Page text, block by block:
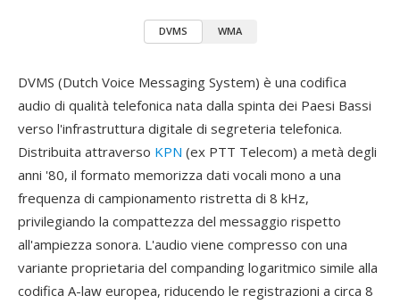
DVMS WMA
DVMS (Dutch Voice Messaging System) è una codifica
audio di qualità telefonica nata dalla spinta dei Paesi Bassi
verso l'infrastruttura digitale di segreteria telefonica.
Distribuita attraverso KPN (ex PTT Telecom) a metà degli
anni '80, il formato memorizza dati vocali mono a una
frequenza di campionamento ristretta di 8 kHz,
privilegiando la compattezza del messaggio rispetto
all'ampiezza sonora. L'audio viene compresso con una
variante proprietaria del companding logaritmico simile alla
codifica A-law europea, riducendo le registrazioni a circa 8